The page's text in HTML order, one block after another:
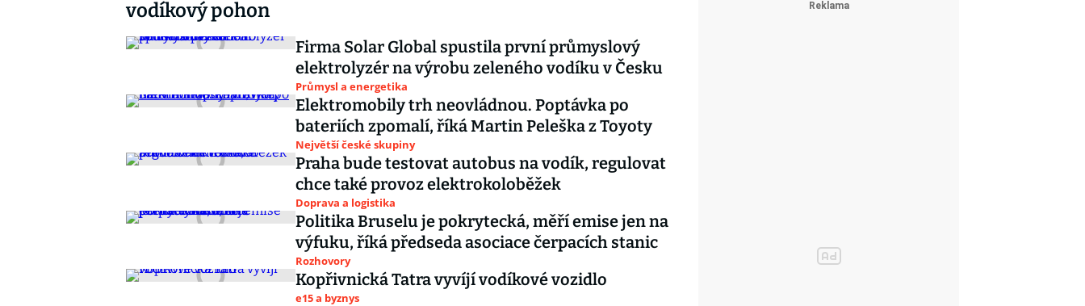
vodíkový pohon
Firma Solar Global spustila první průmyslový
elektrolyzér na výrobu zeleného vodíku v Česku
Průmysl a energetika
Elektromobily trh neovládnou. Poptávka po
bateriích zpomalí, říká Martin Peleška z Toyoty
Největší české skupiny
Praha bude testovat autobus na vodík, regulovat
chce také provoz elektrokoloběžek
Doprava a logistika
Politika Bruselu je pokrytecká, měří emise jen na
výfuku, říká předseda asociace čerpacích stanic
Rozhovory
Kopřivnická Tatra vyvíjí vodíkové vozidlo
e15 a byznys